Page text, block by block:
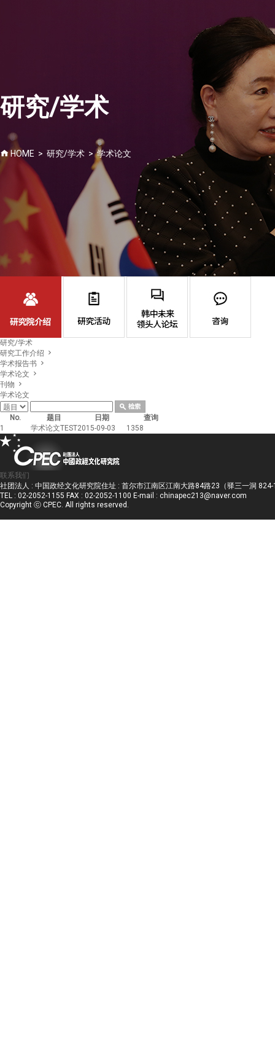
中国信息/新闻
研究院消息
研究/学术
HOME > 研究/学术 > 学术论文
研究/学术
研究工作介绍
学术报告书
学术论文
刊物
学术论文
No. 题目 日期
查询
1
学术论文TEST2015-09-03 1358
联系我们
社团法人 : 中国政经文化研究院住址 : 首尔市江南区江南大路84路23（驿三一洞 824-
TEL : 02-2052-1155 FAX : 02-2052-1100 E-mail : chinapec213@naver.com
Copyright ⓒ CPEC. All rights reserved.